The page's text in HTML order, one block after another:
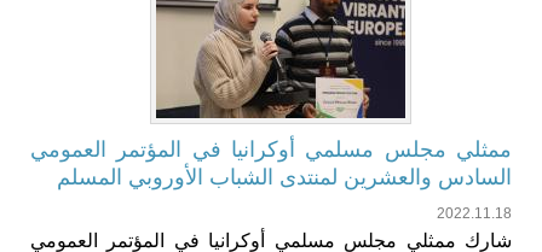
ممثلي مجلس مسلمي أوكرانيا في المؤتمر العمومي
السادس والعشرين لمنتدى الشباب الأوروبي المسلم
2022.11.18
شارك ممثلي مجلس مسلمي أوكرانيا في المؤتمر العمومي